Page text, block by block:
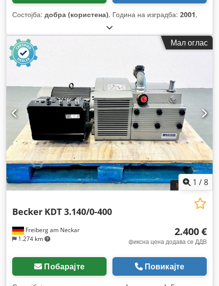
Состојба: добра (користена), Година на изградба: 2001,
Мал оглас
1 /8
Freiberg am Neckar
1.274 km
Becker KDT 3.140/0-400
2.400 €
фиксна цена додава се ДДВ
Побарајте Повикајте